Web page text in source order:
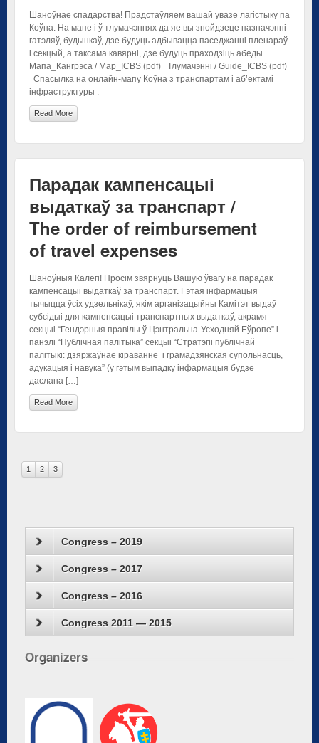
Congress – 2019
Congress – 2017
Congress – 2016
Congress 2011 — 2015
Organizers
Шаноўнае спадарства! Прадстаўляем вашай увазе лагістыку па
Коўна. На мапе і ў тлумачэннях да яе вы знойдзеце пазначэнні
гатэляў, будынкаў, дзе будуць адбывацца паседжанні пленараў
і секцый, а таксама кавярні, дзе будуць праходзіць абеды.
Мапа_Кангрэса / Map_ICBS (pdf) Тлумачэнні / Guide_ICBS (pdf)
Спасылка на онлайн-мапу Коўна з транспартам і аб’ектамі
інфраструктуры .
Read More
Парадак кампенсацыі
выдаткаў за транспарт /
The order of reimbursement
of travel expenses
Шаноўныя Калегі! Просім звярнуць Вашую ўвагу на парадак
кампенсацыі выдаткаў за транспарт. Гэтая інфармацыя
тычыцца ўсіх удзельнікаў, якім арганізацыйны Камітэт выдаў
субсідыі для кампенсацыі транспартных выдаткаў, акрамя
секцыі “Гендэрныя правілы ў Цэнтральна-Усходняй Еўропе” і
панэлі “Публічная палітыка” секцыі “Стратэгіі публічнай
палітыкі: дзяржаўнае кіраванне і грамадзянская супольнасць,
адукацыя і навука” (у гэтым выпадку інфармацыя будзе
даслана […]
Read More
1 2 3